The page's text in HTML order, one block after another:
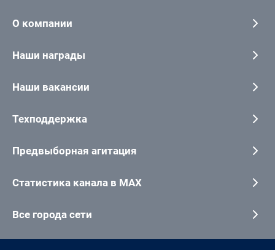
О компании
Наши награды
Наши вакансии
Техподдержка
Предвыборная агитация
Статистика канала в MAX
Все города сети